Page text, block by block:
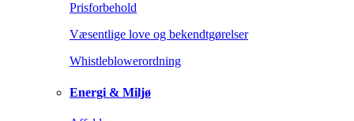
Prisforbehold
Væsentlige love og bekendtgørelser
Whistleblowerordning
Energi & Miljø